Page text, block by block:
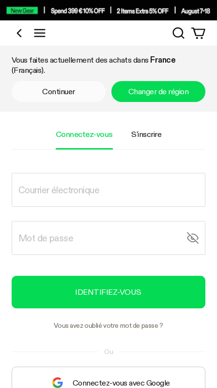
Acheter par catégorie
Vous faites actuellement des achats dans France
(Français).
Continuer Changer de région
Connectez-vous S'inscrire
IDENTIFIEZ-VOUS
Vous avez oublié votre mot de passe ?
Ou
Connectez-vous avec Google